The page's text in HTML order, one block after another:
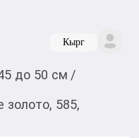
Кырг
до 50 см /
золото, 585,